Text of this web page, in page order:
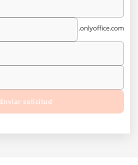
.onlyoffice.com
Enviar solicitud